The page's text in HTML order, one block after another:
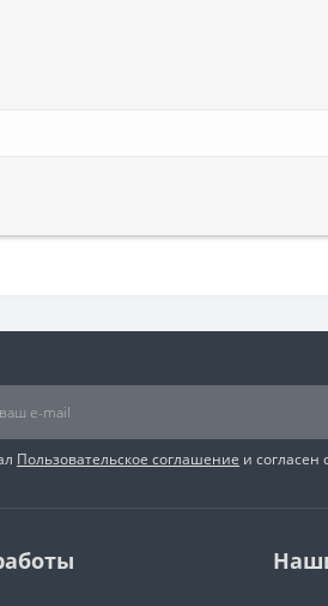
Пользовательское соглашение и согласен